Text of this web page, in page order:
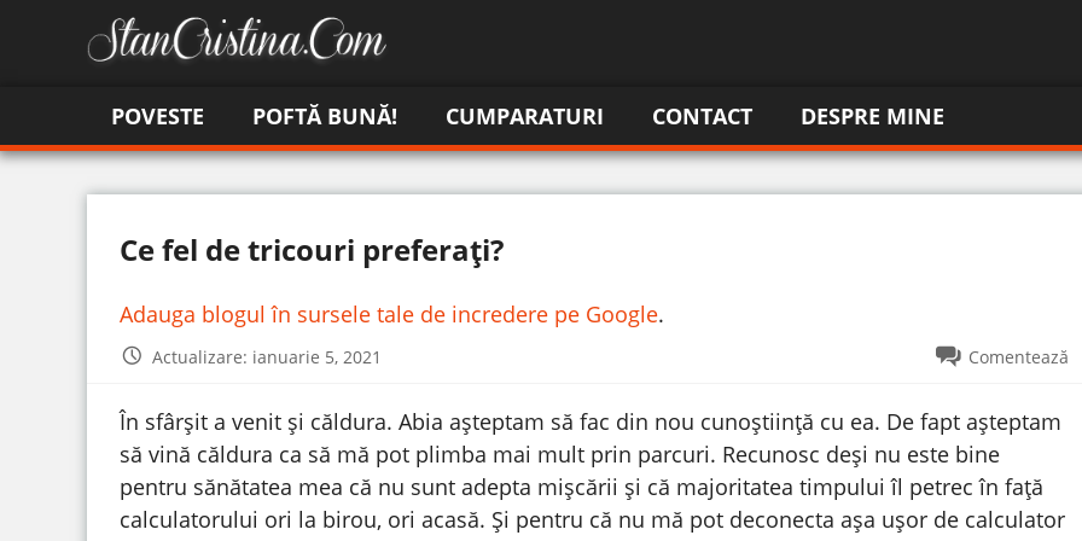
POVESTE POFTĂ BUNĂ! CUMPARATURI CONTACT DESPRE MINE
Ce fel de tricouri preferați?
Adauga blogul în sursele tale de incredere pe Google.
Actualizare: ianuarie 5, 2021 Comentează
În sfârșit a venit și căldura. Abia așteptam să fac din nou cunoștiință cu ea. De fapt așteptam
să vină căldura ca să mă pot plimba mai mult prin parcuri. Recunosc deși nu este bine
pentru sănătatea mea că nu sunt adepta mișcării și că majoritatea timpului îl petrec în față
calculatorului ori la birou, ori acasă. Și pentru că nu mă pot deconecta așa ușor de calculator